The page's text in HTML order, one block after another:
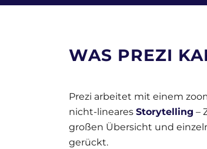
WAS PREZI
Prezi arbeitet mit einem
nicht-linearesStorytelling –
großen Übersicht und
gerückt.